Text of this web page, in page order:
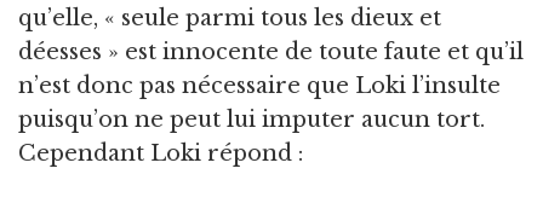
qu’elle, « seule parmi tous les dieux et
déesses » est innocente de toute faute et qu’il
n’est donc pas nécessaire que Loki l’insulte
puisqu’on ne peut lui imputer aucun tort.
Cependant Loki répond :